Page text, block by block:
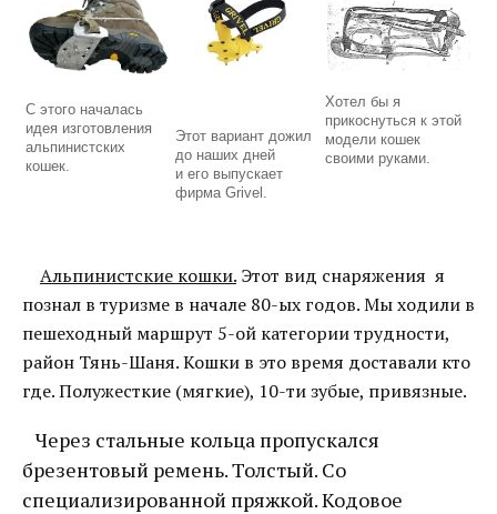
С этого началась
идея изготовления
альпинистских
кошек.
Этот вариант дожил
до наших дней
и его выпускает
фирма Grivel.
Хотел бы я
прикоснуться к этой
модели кошек
своими руками.
Альпинистские кошки. Этот вид снаряжения я
познал в туризме в начале 80-ых годов. Мы ходили в
пешеходный маршрут 5-ой категории трудности,
район Тянь-Шаня. Кошки в это время доставали кто
где. Полужесткие (мягкие), 10-ти зубые, привязные.
Через стальные кольца пропускался
брезентовый ремень. Толстый. Со
специализированной пряжкой. Кодовое